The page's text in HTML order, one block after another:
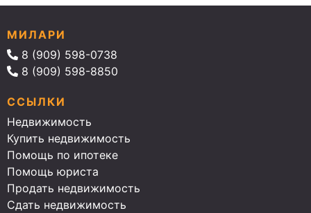
МИЛАРИ
8 (909) 598-0738
8 (909) 598-8850
ССЫЛКИ
Недвижимость
Купить недвижимость
Помощь по ипотеке
Помощь юриста
Продать недвижимость
Сдать недвижимость